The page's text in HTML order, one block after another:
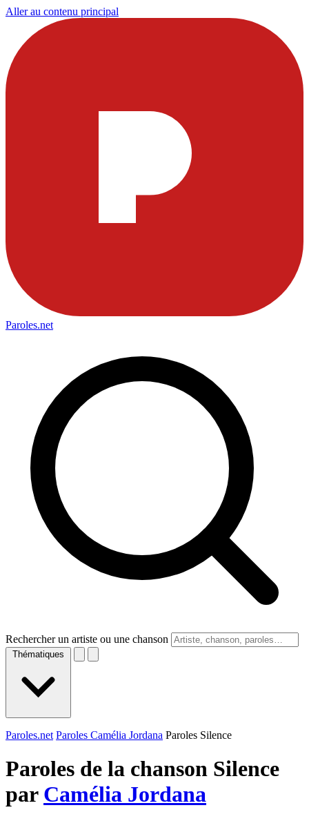
Aller au contenu principal
Paroles.net
Rechercher un artiste ou une chanson
Thématiques
Paroles.net Paroles Camélia Jordana Paroles Silence
Paroles de la chanson Silence
par Camélia Jordana